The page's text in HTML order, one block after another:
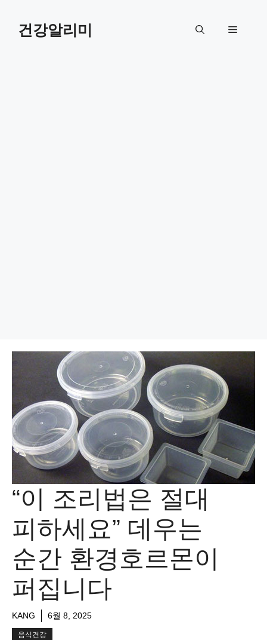
건강알리미 메
“이 조리법은 절대
피하세요” 데우는
순간 환경호르몬이
퍼집니다
KANG 6월 8, 2025
음식건강